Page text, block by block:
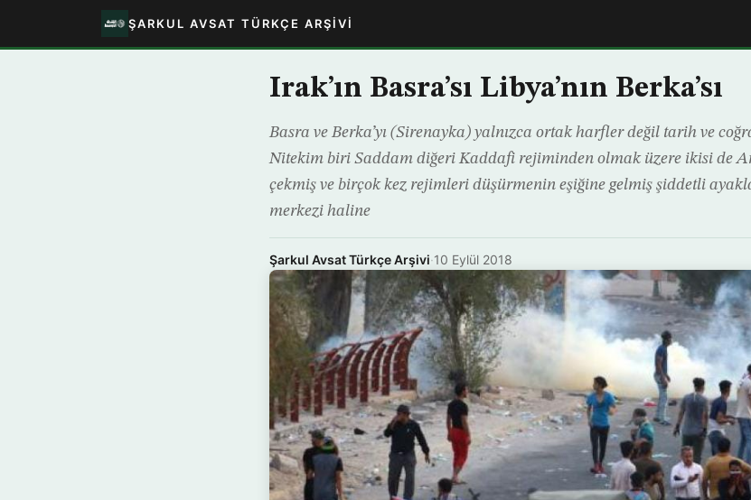
ŞARKUL AVSAT TÜRKÇE ARŞIVI
Irak’ın Basra’sı Libya’nın Berka’sı
Basra ve Berka’yı (Sirenayka) yalnızca ortak harfler değil tarih ve
Nitekim biri Saddam diğeri Kaddafi rejiminden olmak üzere ikisi de
çekmiş ve birçok kez rejimleri düşürmenin eşiğine gelmiş şiddetli
merkezi haline
Şarkul Avsat Türkçe Arşivi·10 Eylül 2018